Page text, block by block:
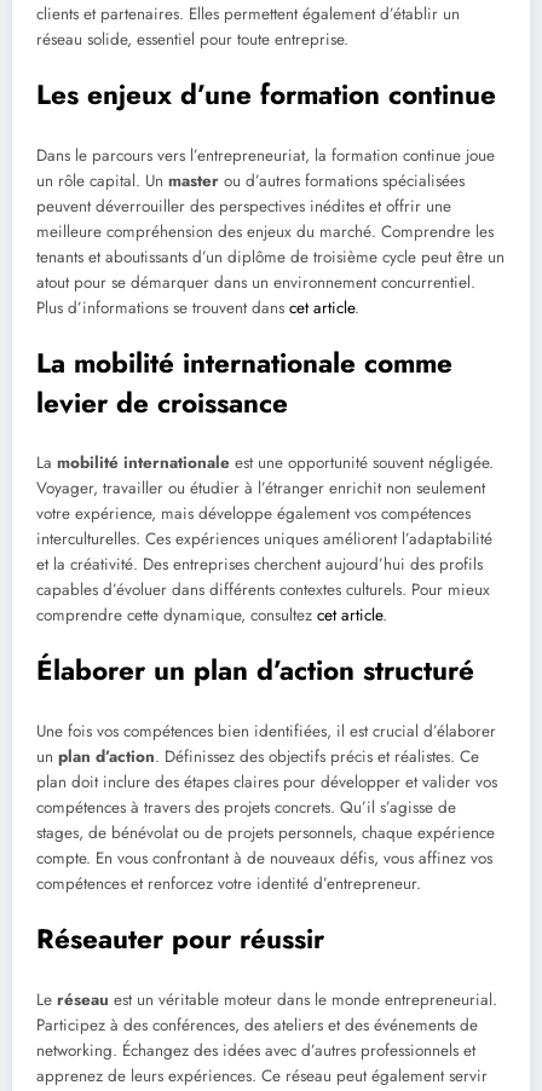
clients et partenaires. Elles permettent également d’établir un
réseau solide, essentiel pour toute entreprise.
Les enjeux d’une formation continue
Dans le parcours vers l’entrepreneuriat, la formation continue joue
un rôle capital. Un master ou d’autres formations spécialisées
peuvent déverrouiller des perspectives inédites et offrir une
meilleure compréhension des enjeux du marché. Comprendre les
tenants et aboutissants d’un diplôme de troisième cycle peut être un
atout pour se démarquer dans un environnement concurrentiel.
Plus d’informations se trouvent dans cet article.
La mobilité internationale comme
levier de croissance
La mobilité internationale est une opportunité souvent négligée.
Voyager, travailler ou étudier à l’étranger enrichit non seulement
votre expérience, mais développe également vos compétences
interculturelles. Ces expériences uniques améliorent l’adaptabilité
et la créativité. Des entreprises cherchent aujourd’hui des profils
capables d’évoluer dans différents contextes culturels. Pour mieux
comprendre cette dynamique, consultez cet article.
Élaborer un plan d’action structuré
Une fois vos compétences bien identifiées, il est crucial d’élaborer
un plan d’action. Définissez des objectifs précis et réalistes. Ce
plan doit inclure des étapes claires pour développer et valider vos
compétences à travers des projets concrets. Qu’il s’agisse de
stages, de bénévolat ou de projets personnels, chaque expérience
compte. En vous confrontant à de nouveaux défis, vous affinez vos
compétences et renforcez votre identité d’entrepreneur.
Réseauter pour réussir
Le réseau est un véritable moteur dans le monde entrepreneurial.
Participez à des conférences, des ateliers et des événements de
networking. Échangez des idées avec d’autres professionnels et
apprenez de leurs expériences. Ce réseau peut également servir